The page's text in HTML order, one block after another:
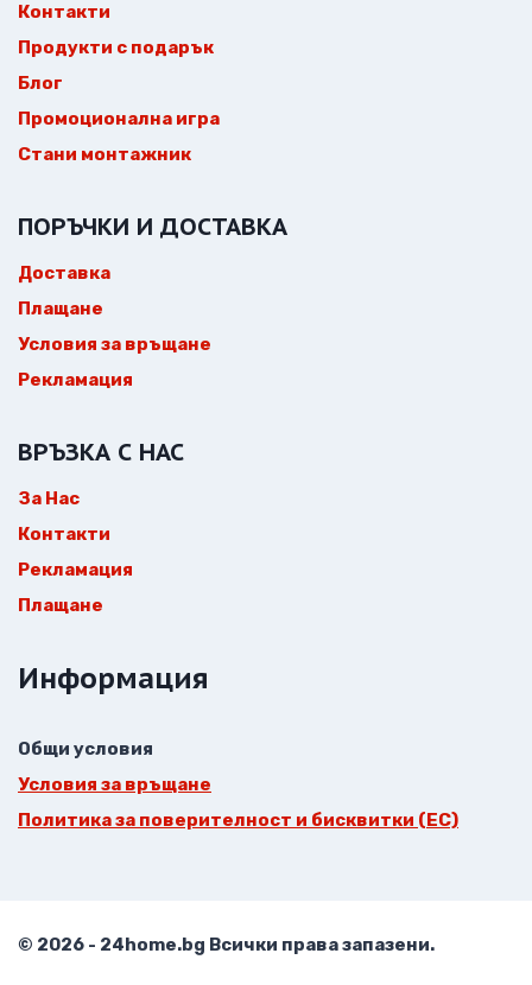
Контакти
Продукти с подарък
Блог
Промоционална игра
Стани монтажник
ПОРЪЧКИ И ДОСТАВКА
Доставка
Плащане
Условия за връщане
Рекламация
ВРЪЗКА С НАС
За Нас
Контакти
Рекламация
Плащане
Информация
Общи условия
Условия за връщане
Политика за поверителност и бисквитки (ЕС)
© 2026 - 24home.bg Всички права запазени.